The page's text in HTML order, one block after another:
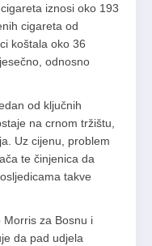
iznosi oko 193
cigareta od
koštala oko 36
odnosno
od ključnih
na crnom tržištu,
Uz cijenu, problem
te činjenica da
takve
za Bosnu i
da pad udjela